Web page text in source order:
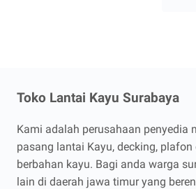
Toko Lantai Kayu Surabaya
Kami adalah perusahaan penyedia
pasang lantai Kayu, decking, plafon
berbahan kayu. Bagi anda warga
lain di daerah jawa timur yang